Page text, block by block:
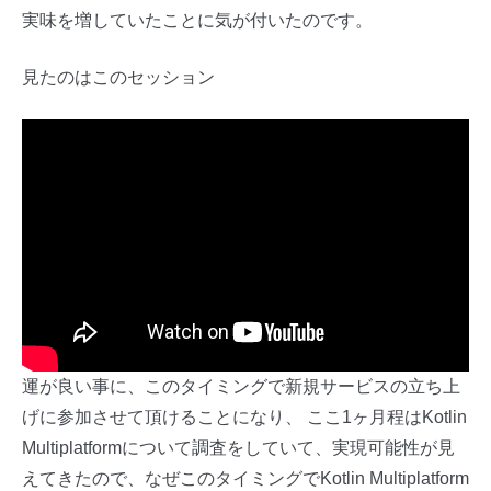
実味を増していたことに気が付いたのです。
見たのはこのセッション
運が良い事に、このタイミングで新規サービスの立ち上
げに参加させて頂けることになり、 ここ1ヶ月程はKotlin
Multiplatformについて調査をしていて、実現可能性が見
えてきたので、なぜこのタイミングでKotlin Multiplatform